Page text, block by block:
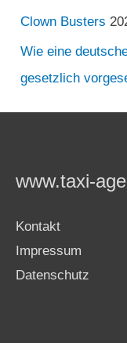
Clown Busters
Wie eine
gesetzlich
www.taxi-
Kontakt
Impressum
Datenschutz